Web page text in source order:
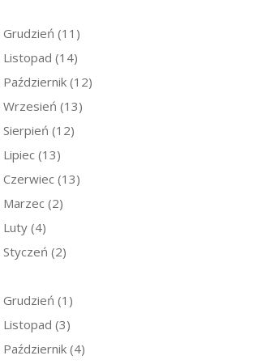
Grudzień (11)
Listopad (14)
Październik (12)
Wrzesień (13)
Sierpień (12)
Lipiec (13)
Czerwiec (13)
Marzec (2)
Luty (4)
Styczeń (2)
Grudzień (1)
Listopad (3)
Październik (4)